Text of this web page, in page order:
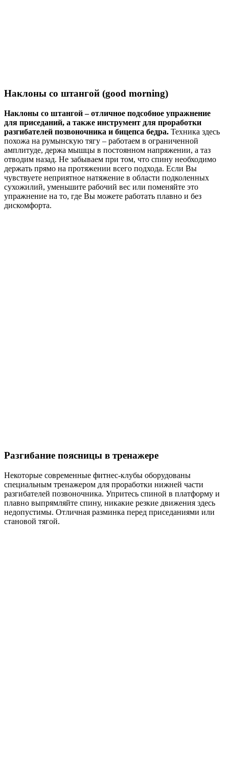
Наклоны со штангой (good morning)
Наклоны со штангой – отличное подсобное упражнение
для приседаний, а также инструмент для проработки
разгибателей позвоночника и бицепса бедра. Техника здесь
похожа на румынскую тягу – работаем в ограниченной
амплитуде, держа мышцы в постоянном напряжении, а таз
отводим назад. Не забываем при том, что спину необходимо
держать прямо на протяжении всего подхода. Если Вы
чувствуете неприятное натяжение в области подколенных
сухожилий, уменьшите рабочий вес или поменяйте это
упражнение на то, где Вы можете работать плавно и без
дискомфорта.
Разгибание поясницы в тренажере
Некоторые современные фитнес-клубы оборудованы
специальным тренажером для проработки нижней части
разгибателей позвоночника. Упритесь спиной в платформу и
плавно выпрямляйте спину, никакие резкие движения здесь
недопустимы. Отличная разминка перед приседаниями или
становой тягой.